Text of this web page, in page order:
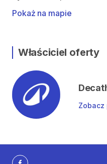
Pokaż na mapie
Właściciel oferty
Zobacz